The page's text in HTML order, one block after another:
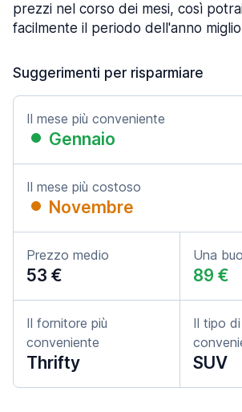
prezzi nel corso dei mesi, così
facilmente il periodo dell'anno
Suggerimenti per risparmiare
Il mese più conveniente
Gennaio
Il mese più costoso
Novembre
Prezzo medio
53 €
Una
89 €
Il fornitore più
conveniente
Thrifty
Il tipo
SUV